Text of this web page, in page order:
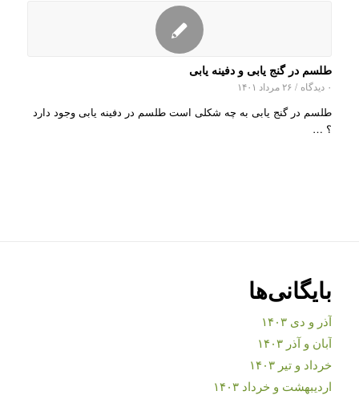
طلسم در گنج یابی و دفینه یابی
۰ دیدگاه / ۲۶ مرداد ۱۴۰۱
طلسم در گنج یابی به چه شکلی است طلسم در دفینه یابی وجود دارد
؟ …
بایگانی‌ها
آذر و دی ۱۴۰۳
آبان و آذر ۱۴۰۳
خرداد و تیر ۱۴۰۳
اردیبهشت و خرداد ۱۴۰۳